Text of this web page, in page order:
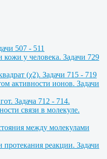
507 - 511
у человека. Задачи 729
(χ2). Задачи 715 - 719
активности ионов. Задачи
Задача 712 - 714.
связи в молекуле.
между молекулами
реакции. Задачи